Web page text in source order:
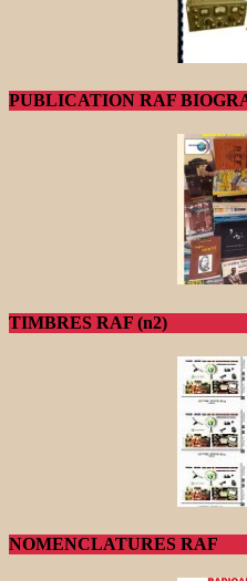
PUBLICATION RAF
TIMBRES RAF (n2)
NOMENCLATURES RAF